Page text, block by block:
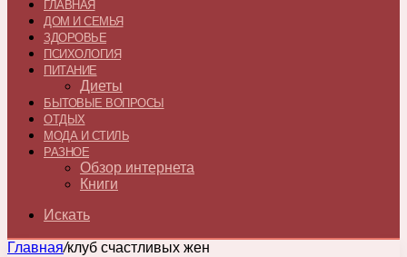
ГЛАВНАЯ
ДОМ И СЕМЬЯ
ЗДОРОВЬЕ
ПСИХОЛОГИЯ
ПИТАНИЕ
Диеты
БЫТОВЫЕ ВОПРОСЫ
ОТДЫХ
МОДА И СТИЛЬ
РАЗНОЕ
Обзор интернета
Книги
Искать
Главная/клуб счастливых жен